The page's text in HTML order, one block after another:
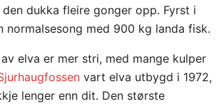
dukka fleire gonger opp. Fyrst i
normalsesong med 900 kg landa fisk.
elva er mer stri, med mange kulper
vart elva utbygd i 1972,
lenger enn dit. Den største